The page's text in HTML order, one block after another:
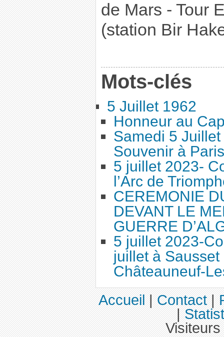
de Mars - Tour
(station Bir
Mots-clés
5 Juillet 1962
Honneur au
Samedi 5
Souvenir à Paris
5 juillet 2023-
l’Arc de
CEREMONIE
DEVANT LE
GUERRE
5 juillet 2023-
juillet à
Châteauneuf-
Accueil|Contact|
|